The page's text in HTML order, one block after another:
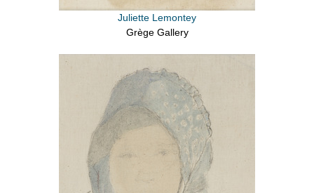
Juliette Lemontey
Grège Gallery